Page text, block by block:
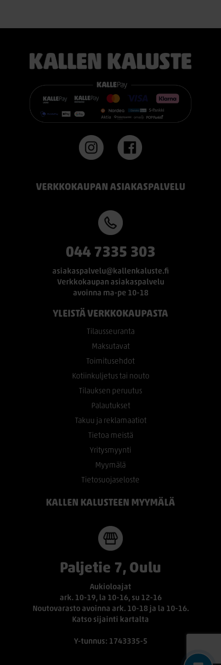
VERKKOKAUPAN ASIAKASPALVELU
044 7335 303
asiakaspalvelu@kallenkaluste.fi
Verkkokaupan asiakaspalvelu
avoinna ma-pe 10-18
YLEISTÄ VERKKOKAUPASTA
Tilausseuranta
Maksutavat
Toimitusehdot
Kotiinkuljetus tai nouto
Tilauksen peruutus
Palautukset
Takuu ja reklamaatiot
Tietoa meistä
Yritysmyynti
Myymälä
Tietosuojaseloste
KALLEN KALUSTEEN MYYMÄLÄ
Paljetie 7, Oulu
Aukioloajat
ark. 10-19, la 10-16, su 12-16
Noutovarasto avoinna ark. 10-18 ja la 10-16.
Katso sijainti kartalta
Y-tunnus: 1743335-5